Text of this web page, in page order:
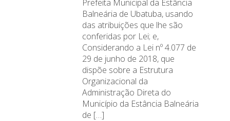
Prefeita Municipal da Estância
Balneária de Ubatuba, usando
das atribuições que lhe são
conferidas por Lei; e,
Considerando a Lei nº 4.077 de
29 de junho de 2018, que
dispõe sobre a Estrutura
Organizacional da
Administração Direta do
Município da Estância Balneária
de […]